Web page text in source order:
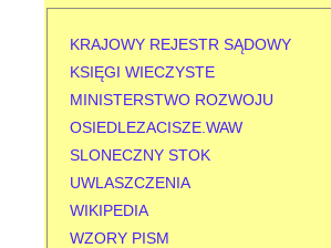
KRAJOWY REJESTR SĄDOWY
KSIĘGI WIECZYSTE
MINISTERSTWO ROZWOJU
OSIEDLEZACISZE.WAW
SLONECZNY STOK
UWLASZCZENIA
WIKIPEDIA
WZORY PISM